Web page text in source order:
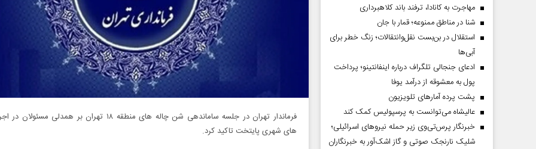
فرماندار تهران در جلسه ساماندهی شن چاله های منطقه ۱۸ تهران بر همدلی
های شهری پایتخت تاکید کرد.
مهاجرت به کانادا، ترفند باند کلاهبرداری
شنا در مناطق ممنوعه؛ قمار با جان
استقلال در بن‌بست نقل‌وانتقالات؛ زنگ خطر برای
آبی‌ها
ادعای جنجالی تلگراف درباره اینفانتینو؛ پرداخت
پول به معشوقه از درآمد یوفا
پشت پرده آمارهای تلویزیون
عالیشاه می‌توانست به پرسپولیس کمک کند
خبرنگار پرس‌تی‌وی زیر حمله نیروهای اسرائیلی؛
شلیک نارنجک صوتی و گاز اشک‌آور به خبرنگاران